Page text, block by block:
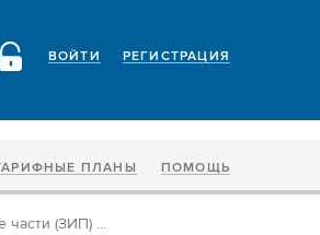
РЕГИСТРАЦИЯ
ВОЙТИ
ПЛАНЫ ПОМОЩЬ
(ЗИП) ...